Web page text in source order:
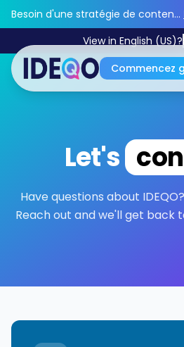
Skip to main content Besoin d'une stratégie de contenu ?
View in English (US)?
Commencez
Commencez
Aucune carte de crédit requise
Let's
Have questions about
Reach out and we'll get back